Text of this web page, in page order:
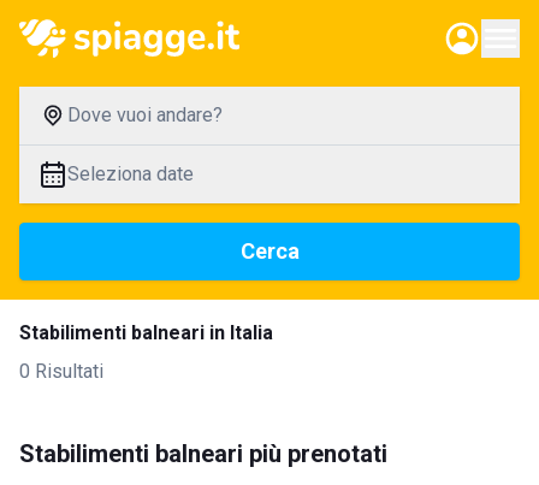
Dove vuoi andare?
Seleziona date
Cerca
Stabilimenti balneari in Italia
0 Risultati
Stabilimenti balneari più prenotati